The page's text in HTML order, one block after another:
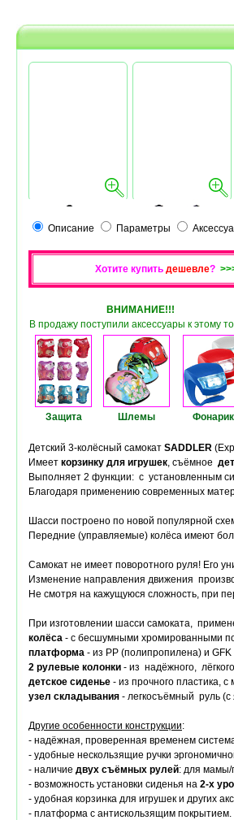
Описание Параметры
Хотите купить дешевле?
ВНИМАНИЕ!!!
В продажу поступили аксессуары к этому
Защита Шлемы
Детский 3-колёсный самокат SADDLER
Имеет корзинку для игрушек, съёмное
Выполняет 2 функции: с установленным
Благодаря применению современных
Шасси построено по новой популярной
Передние (управляемые) колёса имеют
Самокат не имеет поворотного руля! Его
Изменение направления движения
Не смотря на кажущуюся сложность, при
При изготовлении шасси самоката,
колёса - с бесшумными хромированными
платформа - из PP (полипропилена) и
2 рулевые колонки - из надёжного,
детское сиденье - из прочного пластика,
узел складывания - легкосъёмный руль
Другие особенности конструкции:
- надёжная, проверенная временем
- удобные нескользящие ручки
- наличие двух съёмных рулей: для мамы/
- возможность установки сиденья на 2-х
- удобная корзинка для игрушек и других
- платформа с антискользящим покрытием.